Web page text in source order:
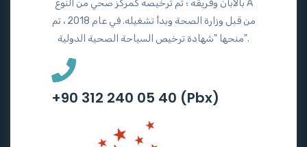
بالابان وفريقه ؛ تم ترخيصه كمركز صحي من النوع A
من قبل وزارة الصحة وبدأ تشغيله. في عام 2018 ، تم
منحها "شهادة ترخيص السياحة الصحية الدولية".
+90 312 240 05 40 (Pbx)